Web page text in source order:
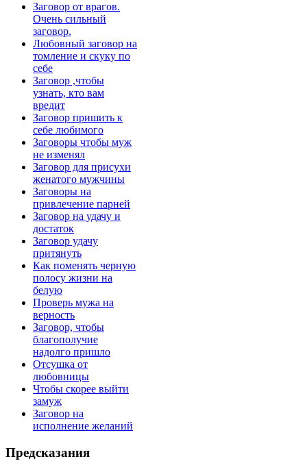
Заговор от врагов.
Очень сильный
заговор.
Любовный заговор на
томление и скуку по
себе
Заговор ,чтобы
узнать, кто вам
вредит
Заговор пришить к
себе любимого
Заговоры чтобы муж
не изменял
Заговор для присухи
женатого мужчины
Заговоры на
привлечение парней
Заговор на удачу и
достаток
Заговор удачу
притянуть
Как поменять черную
полосу жизни на
белую
Проверь мужа на
верность
Заговор, чтобы
благополучие
надолго пришло
Отсушка от
любовницы
Чтобы скорее выйти
замуж
Заговор на
исполнение желаний
Предсказания